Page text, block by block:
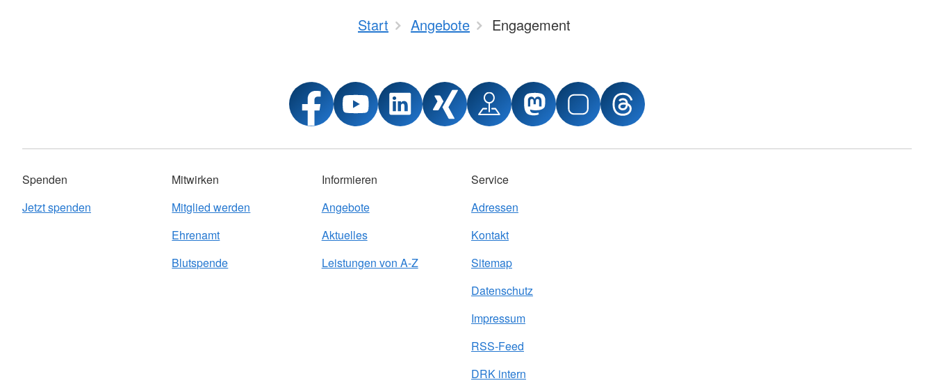
Start Angebote Engagement
Spenden
Jetzt spenden
Mitwirken
Mitglied werden
Ehrenamt
Blutspende
Informieren
Angebote
Aktuelles
Leistungen von A-Z
Service
Adressen
Kontakt
Sitemap
Datenschutz
Impressum
RSS-Feed
DRK intern